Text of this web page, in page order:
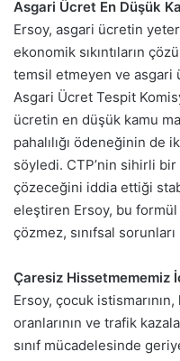
Asgari Ücret En Düşük
Ersoy, asgari ücretin
ekonomik sıkıntıların
temsil etmeyen ve asgari
Asgari Ücret Tespit
ücretin en düşük kamu
pahalılığı ödeneğinin de
söyledi. CTP’nin sihirli
çözeceğini iddia ettiği
eleştiren Ersoy, bu
çözmez, sınıfsal
Çaresiz Hissetmememiz
Ersoy, çocuk
oranlarının ve trafik
sınıf mücadelesinde